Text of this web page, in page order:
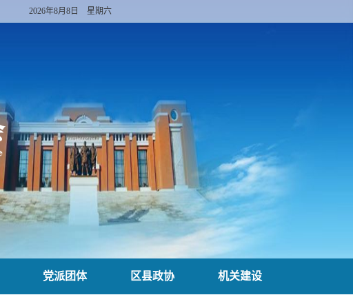
2026年8月8日 星期六
党派团体 区县政协 机关建设